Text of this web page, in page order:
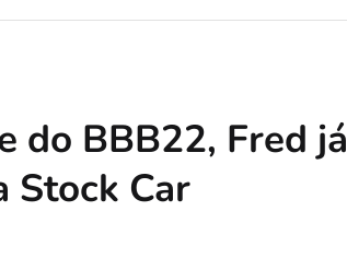
do BBB22, Fred já
Stock Car